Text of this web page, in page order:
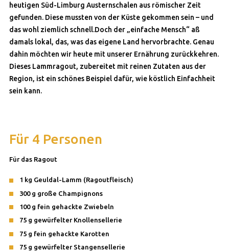
heutigen Süd-Limburg Austernschalen aus römischer Zeit
gefunden. Diese mussten von der Küste gekommen sein – und
das wohl ziemlich schnell.Doch der „einfache Mensch“ aß
damals lokal, das, was das eigene Land hervorbrachte. Genau
dahin möchten wir heute mit unserer Ernährung zurückkehren.
Dieses Lammragout, zubereitet mit reinen Zutaten aus der
Region, ist ein schönes Beispiel dafür, wie köstlich Einfachheit
sein kann.
Für 4 Personen
Für das Ragout
1 kg Geuldal-Lamm (Ragoutfleisch)
300 g große Champignons
100 g fein gehackte Zwiebeln
75 g gewürfelter Knollensellerie
75 g fein gehackte Karotten
75 g gewürfelter Stangensellerie